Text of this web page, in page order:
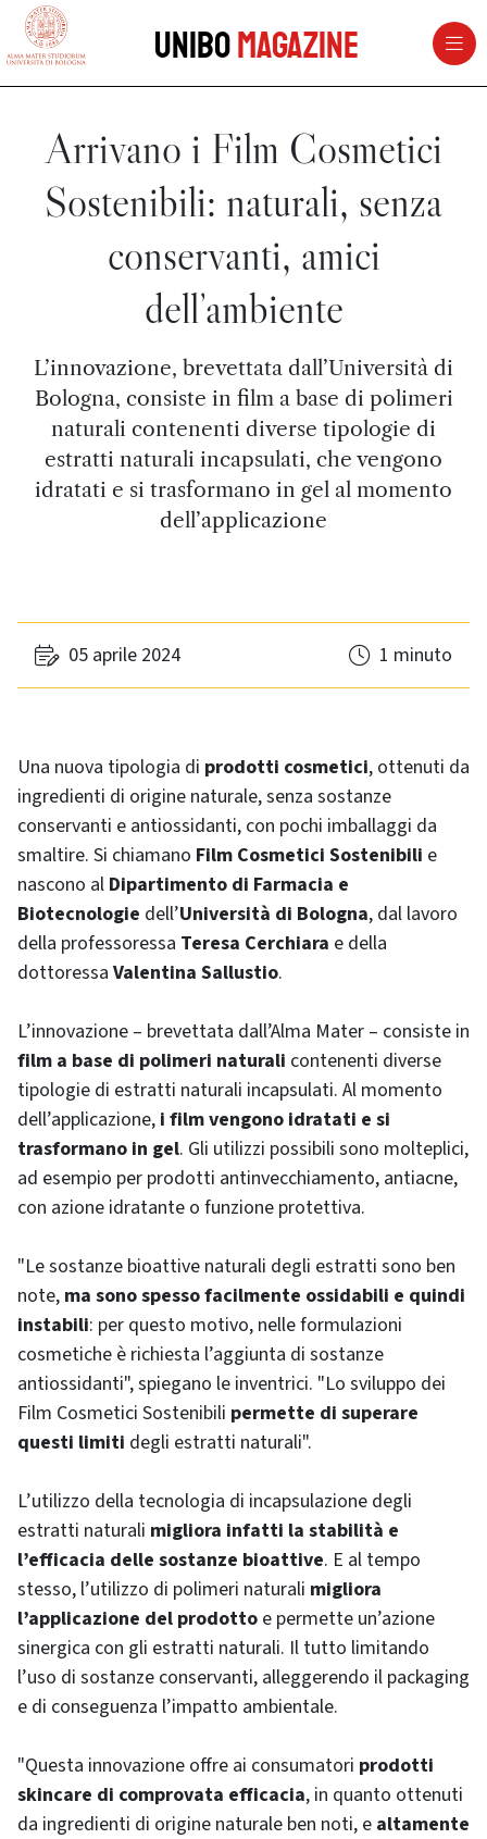
vai al contenuto della pagina
UniboMagazine
Arrivano i Film Cosmetici
Sostenibili: naturali, senza
conservanti, amici
dell’ambiente
L’innovazione, brevettata dall’Università di
Bologna, consiste in film a base di polimeri
naturali contenenti diverse tipologie di
estratti naturali incapsulati, che vengono
idratati e si trasformano in gel al momento
dell’applicazione
05 aprile 2024 1 minuto
Una nuova tipologia di prodotti cosmetici, ottenuti da
ingredienti di origine naturale, senza sostanze
conservanti e antiossidanti, con pochi imballaggi da
smaltire. Si chiamano Film Cosmetici Sostenibili e
nascono al Dipartimento di Farmacia e
Biotecnologie dell’Università di Bologna, dal lavoro
della professoressa Teresa Cerchiara e della
dottoressa Valentina Sallustio.
L’innovazione – brevettata dall’Alma Mater – consiste in
film a base di polimeri naturali contenenti diverse
tipologie di estratti naturali incapsulati. Al momento
dell’applicazione, i film vengono idratati e si
trasformano in gel. Gli utilizzi possibili sono molteplici,
ad esempio per prodotti antinvecchiamento, antiacne,
con azione idratante o funzione protettiva.
"Le sostanze bioattive naturali degli estratti sono ben
note, ma sono spesso facilmente ossidabili e quindi
instabili: per questo motivo, nelle formulazioni
cosmetiche è richiesta l’aggiunta di sostanze
antiossidanti", spiegano le inventrici. "Lo sviluppo dei
Film Cosmetici Sostenibili permette di superare
questi limiti degli estratti naturali".
L’utilizzo della tecnologia di incapsulazione degli
estratti naturali migliora infatti la stabilità e
l’efficacia delle sostanze bioattive. E al tempo
stesso, l’utilizzo di polimeri naturali migliora
l’applicazione del prodotto e permette un’azione
sinergica con gli estratti naturali. Il tutto limitando
l’uso di sostanze conservanti, alleggerendo il packaging
e di conseguenza l’impatto ambientale.
"Questa innovazione offre ai consumatori prodotti
skincare di comprovata efficacia, in quanto ottenuti
da ingredienti di origine naturale ben noti, e altamente